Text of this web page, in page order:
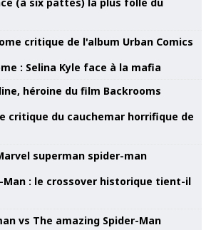
: Selina Kyle face à la mafia
critique du cauchemar horrifique de
Man : le crossover historique tient-il